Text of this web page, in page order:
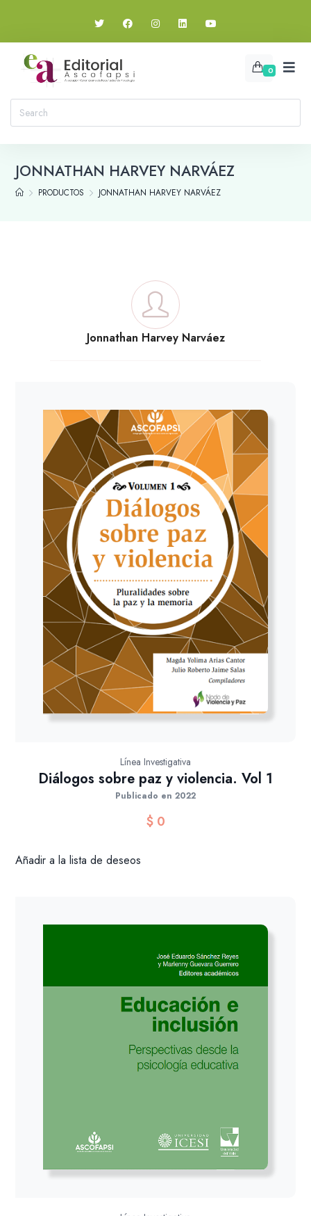
0
JONNATHAN HARVEY NARVÁEZ
PRODUCTOS JONNATHAN HARVEY NARVÁEZ
Jonnathan Harvey Narváez
Línea Investigativa
Diálogos sobre paz y violencia. Vol 1
Publicado en 2022
$0
Añadir a la lista de deseos